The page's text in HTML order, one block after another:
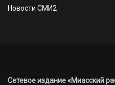
Новости СМИ2
Сетевое издание «Миасский